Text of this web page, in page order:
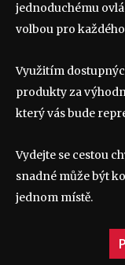
jednoduchému
volbou pro
Využitím
produkty za
který vás bude
Vydejte se cestou
snadné může být
jednom místě.